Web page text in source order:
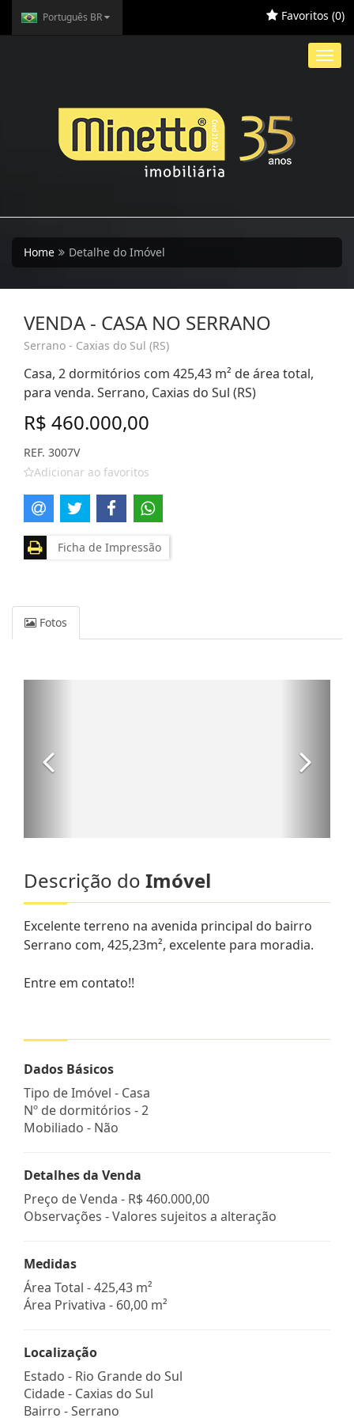
Português BR Favoritos (0)
Home Detalhe do Imóvel
VENDA - CASA NO SERRANO
Serrano - Caxias do Sul (RS)
Casa, 2 dormitórios com 425,43 m² de área total,
para venda. Serrano, Caxias do Sul (RS)
R$ 460.000,00
REF. 3007V
Adicionar ao favoritos
Ficha de Impressão
Fotos
Descrição do Imóvel
Excelente terreno na avenida principal do bairro
Serrano com, 425,23m², excelente para moradia.
Entre em contato!!
Dados Básicos
Tipo de Imóvel - Casa
Nº de dormitórios - 2
Mobiliado - Não
Detalhes da Venda
Preço de Venda - R$ 460.000,00
Observações - Valores sujeitos a alteração
Medidas
Área Total - 425,43 m²
Área Privativa - 60,00 m²
Localização
Estado - Rio Grande do Sul
Cidade - Caxias do Sul
Bairro -Serrano